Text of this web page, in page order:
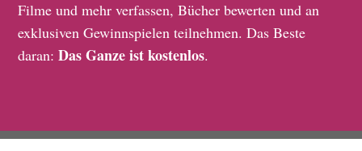
Filme und mehr verfassen, Bücher bewerten und an
exklusiven Gewinnspielen teilnehmen. Das Beste
daran:Das Ganze ist kostenlos.